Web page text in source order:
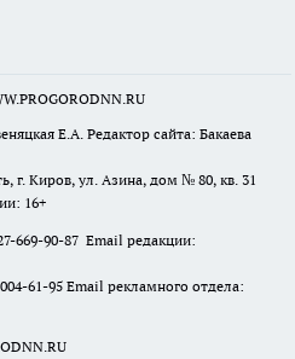
Е.А. Редактор сайта: Бакаева
г. Киров, ул. Азина, дом № 80, кв. 31
16+
669-90-87 Email редакции:
61-95 Email рекламного отдела: